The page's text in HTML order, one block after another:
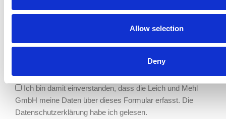
Allow selection
Deny
Ich bin damit einverstanden, dass die Leich und Mehl
GmbH meine Daten über dieses Formular erfasst. Die
Datenschutzerklärung habe ich gelesen.